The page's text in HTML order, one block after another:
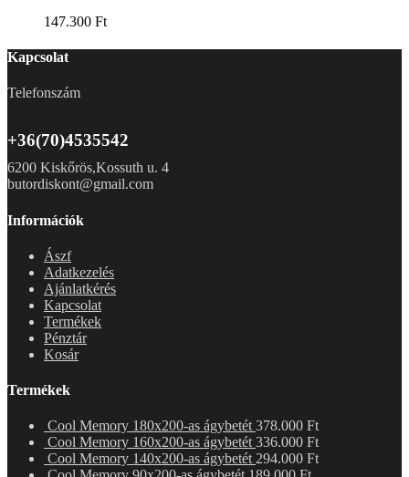
147.300 Ft
Kapcsolat
Telefonszám
+36(70)4535542
6200 Kiskőrös,Kossuth u. 4
butordiskont@gmail.com
Információk
Ászf
Adatkezelés
Ajánlatkérés
Kapcsolat
Termékek
Pénztár
Kosár
Termékek
Cool Memory 180x200-as ágybetét 378.000 Ft
Cool Memory 160x200-as ágybetét 336.000 Ft
Cool Memory 140x200-as ágybetét 294.000 Ft